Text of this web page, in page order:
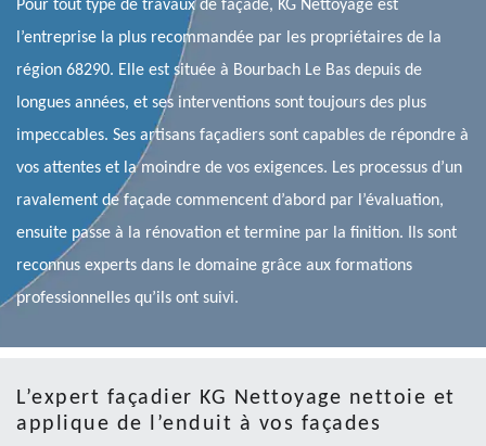
Pour tout type de travaux de façade, KG Nettoyage est
l’entreprise la plus recommandée par les propriétaires de la
région 68290. Elle est située à Bourbach Le Bas depuis de
longues années, et ses interventions sont toujours des plus
impeccables. Ses artisans façadiers sont capables de répondre à
vos attentes et la moindre de vos exigences. Les processus d’un
ravalement de façade commencent d’abord par l’évaluation,
ensuite passe à la rénovation et termine par la finition. Ils sont
reconnus experts dans le domaine grâce aux formations
professionnelles qu’ils ont suivi.
L’expert façadier KG Nettoyage nettoie et
applique de l’enduit à vos façades